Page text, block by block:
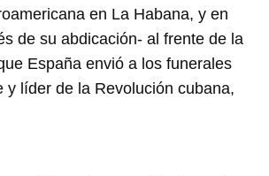
en La Habana, y en
de su abdicación- al frente de la
España envió a los funerales
y líder de la Revolución cubana,